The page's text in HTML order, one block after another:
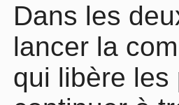
Dans les
lancer la
qui libère les